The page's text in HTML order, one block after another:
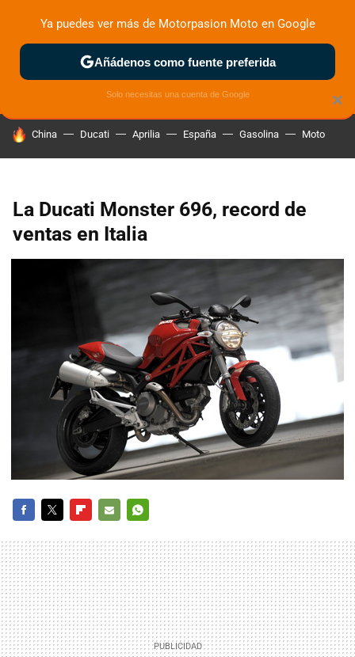
ZONA DE PRUEBAS DEPORTIVAS MOTOS ELÉCTRICAS
HOY SE HABLA DE
China Ducati Aprilia España Gasolina Moto
La Ducati Monster 696, record de
ventas en Italia
MAIL
×
Ya puedes ver más de Motorpasion Moto en Google
Añádenos como fuente preferida
Solo necesitas una cuenta de Google